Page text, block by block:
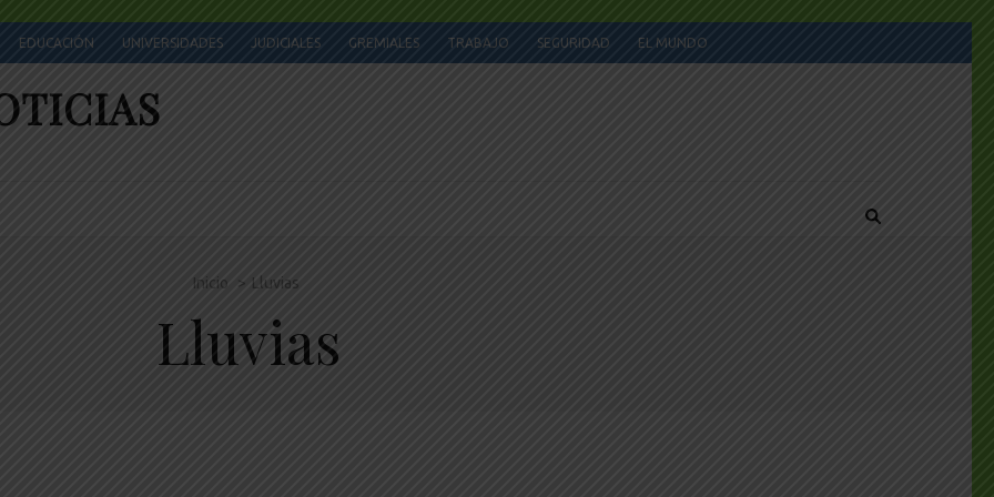
EDUCACIÓN UNIVERSIDADES JUDICIALES GREMIALES TRABAJO SEGURIDAD EL MUNDO
Inicio > Lluvias
Lluvias